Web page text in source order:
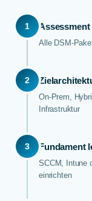
1 Assessment
Alle DSM-
2
On-Prem,
Infrastruktur
3 Fundament
SCCM, Intune
einrichten